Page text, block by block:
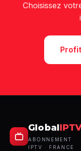
Choisissez
Global
ABONNEMENT
IPTV · FRANCE